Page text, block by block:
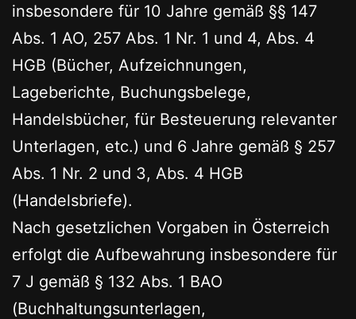
insbesondere für 10 Jahre gemäß §§ 147
Abs. 1 AO, 257 Abs. 1 Nr. 1 und 4, Abs. 4
HGB (Bücher, Aufzeichnungen,
Lageberichte, Buchungsbelege,
Handelsbücher, für Besteuerung relevanter
Unterlagen, etc.) und 6 Jahre gemäß § 257
Abs. 1 Nr. 2 und 3, Abs. 4 HGB
(Handelsbriefe).
Nach gesetzlichen Vorgaben in Österreich
erfolgt die Aufbewahrung insbesondere für
7 J gemäß § 132 Abs. 1 BAO
(Buchhaltungsunterlagen,